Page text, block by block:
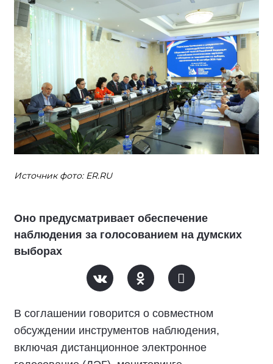
Источник фото: ER.RU
Оно предусматривает обеспечение
наблюдения за голосованием на думских
выборах
В соглашении говорится о совместном
обсуждении инструментов наблюдения,
включая дистанционное электронное